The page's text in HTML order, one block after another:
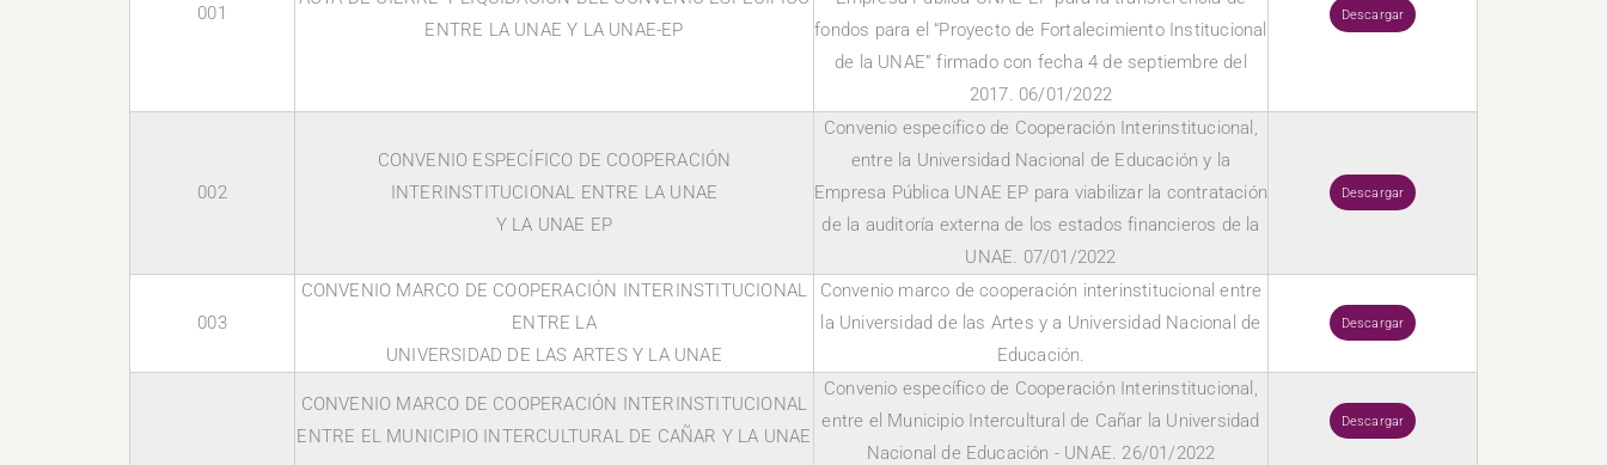
001
ENTRE LA UNAE Y LA UNAE-EP
fondos para el “Proyecto de Fortalecimiento Institucional
de la UNAE” firmado con fecha 4 de septiembre del
2017. 06/01/2022
Descargar
002
CONVENIO ESPECÍFICO DE COOPERACIÓN
INTERINSTITUCIONAL ENTRE LA UNAE
Y LA UNAE EP
Convenio específico de Cooperación Interinstitucional,
entre la Universidad Nacional de Educación y la
Empresa Pública UNAE EP para viabilizar la contratación
de la auditoría externa de los estados financieros de la
UNAE. 07/01/2022
Descargar
003
CONVENIO MARCO DE COOPERACIÓN INTERINSTITUCIONAL
ENTRE LA
UNIVERSIDAD DE LAS ARTES Y LA UNAE
Convenio marco de cooperación interinstitucional entre
la Universidad de las Artes y a Universidad Nacional de
Educación.
Descargar
CONVENIO MARCO DE COOPERACIÓN INTERINSTITUCIONAL
ENTRE EL MUNICIPIO INTERCULTURAL DE CAÑAR Y LA UNAE
Convenio específico de Cooperación Interinstitucional,
entre el Municipio Intercultural de Cañar la Universidad
Nacional de Educación - UNAE. 26/01/2022
Descargar